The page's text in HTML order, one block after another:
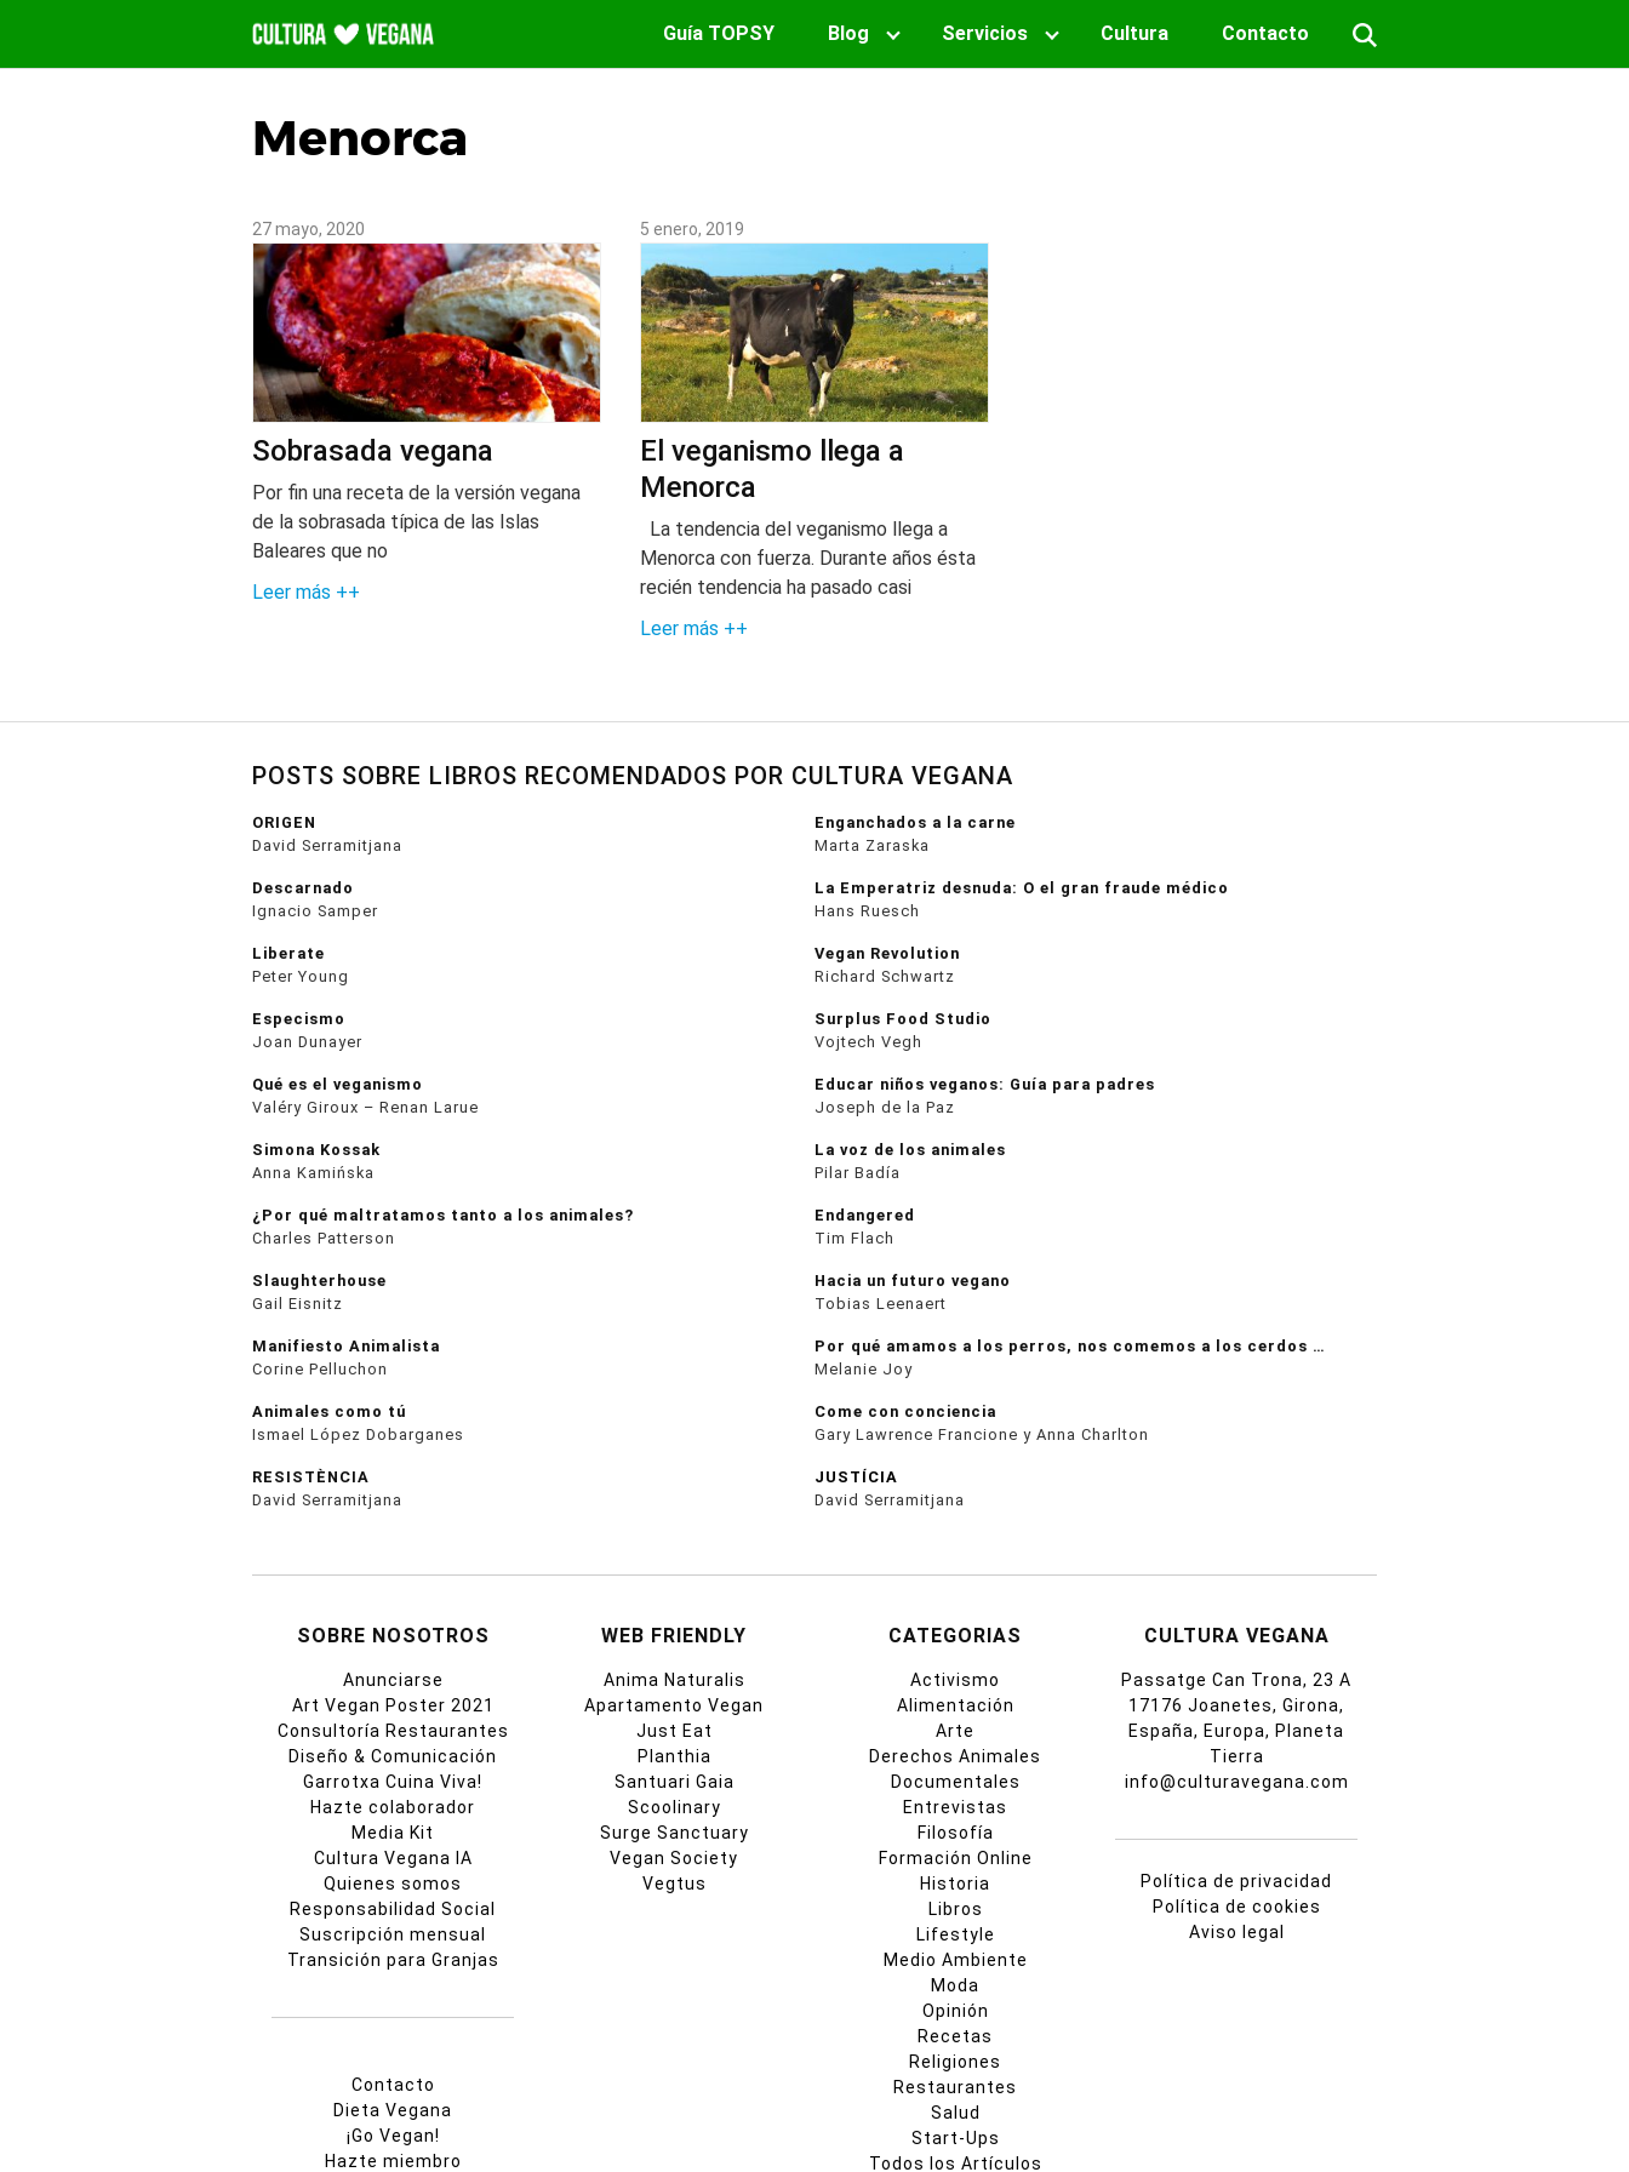
contenido
Guía TOPSY Blog Servicios Cultura Contacto
Menorca
27 mayo, 2020
Sobrasada vegana
Por fin una receta de la versión vegana
de la sobrasada típica de las Islas
Baleares que no
Leer más ++
5 enero, 2019
El veganismo llega a
Menorca
La tendencia del veganismo llega a
Menorca con fuerza. Durante años ésta
recién tendencia ha pasado casi
Leer más ++
POSTS SOBRE LIBROS RECOMENDADOS POR CULTURA VEGANA
ORIGEN
David Serramitjana
Enganchados a la carne
Marta Zaraska
Descarnado
Ignacio Samper
La Emperatriz desnuda: O el gran fraude médico
Hans Ruesch
Liberate
Peter Young
Vegan Revolution
Richard Schwartz
Especismo
Joan Dunayer
Surplus Food Studio
Vojtech Vegh
Qué es el veganismo
Valéry Giroux – Renan Larue
Educar niños veganos: Guía para padres
Joseph de la Paz
Simona Kossak
Anna Kamińska
La voz de los animales
Pilar Badía
¿Por qué maltratamos tanto a los animales?
Charles Patterson
Endangered
Tim Flach
Slaughterhouse
Gail Eisnitz
Hacia un futuro vegano
Tobias Leenaert
Manifiesto Animalista
Corine Pelluchon
Por qué amamos a los perros, nos comemos a los cerdos …
Melanie Joy
Animales como tú
Ismael López Dobarganes
Come con conciencia
Gary Lawrence Francione y Anna Charlton
RESISTÈNCIA
David Serramitjana
JUSTÍCIA
David Serramitjana
SOBRE NOSOTROS
Anunciarse
Art Vegan Poster 2021
Consultoría Restaurantes
Diseño & Comunicación
Garrotxa Cuina Viva!
Hazte colaborador
Media Kit
Cultura Vegana IA
Quienes somos
Responsabilidad Social
Suscripción mensual
Transición para Granjas
Contacto
Dieta Vegana
¡Go Vegan!
Hazte miembro
WEB FRIENDLY
Anima Naturalis
Apartamento Vegan
Just Eat
Planthia
Santuari Gaia
Scoolinary
Surge Sanctuary
Vegan Society
Vegtus
CATEGORIAS
Activismo
Alimentación
Arte
Derechos Animales
Documentales
Entrevistas
Filosofía
Formación Online
Historia
Libros
Lifestyle
Medio Ambiente
Moda
Opinión
Recetas
Religiones
Restaurantes
Salud
Start-Ups
Todos los Artículos
CULTURA VEGANA
Passatge Can Trona, 23 A
17176 Joanetes, Girona,
España, Europa, Planeta
Tierra
info@culturavegana.com
Política de privacidad
Política de cookies
Aviso legal